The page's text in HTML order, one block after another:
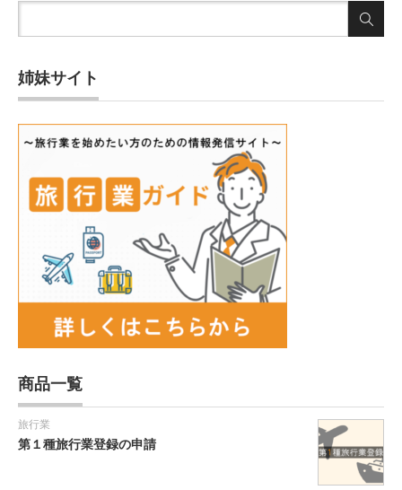
姉妹サイト
商品一覧
旅行業
第１種旅行業登録の申請